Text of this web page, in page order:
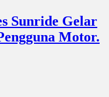
Sunride Gelar
Motor.